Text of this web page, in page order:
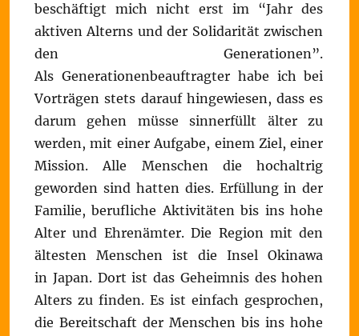
beschäftigt mich nicht erst im “Jahr des
aktiven Alterns und der Solidarität zwischen
den Generationen”.
Als Generationenbeauftragter habe ich bei
Vorträgen stets darauf hingewiesen, dass es
darum gehen müsse sinnerfüllt älter zu
werden, mit einer Aufgabe, einem Ziel, einer
Mission. Alle Menschen die hochaltrig
geworden sind hatten dies. Erfüllung in der
Familie, berufliche Aktivitäten bis ins hohe
Alter und Ehrenämter. Die Region mit den
ältesten Menschen ist die Insel Okinawa
in Japan. Dort ist das Geheimnis des hohen
Alters zu finden. Es ist einfach gesprochen,
die Bereitschaft der Menschen bis ins hohe